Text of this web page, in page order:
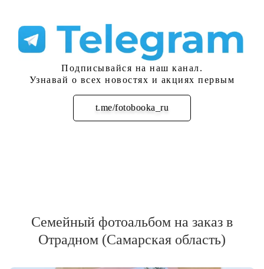
Подписывайся на наш канал.
Узнавай о всех новостях и акциях первым
t.me/fotobooka_ru
Подписаться
Семейный фотоальбом на заказ в
Отрадном (Самарская область)